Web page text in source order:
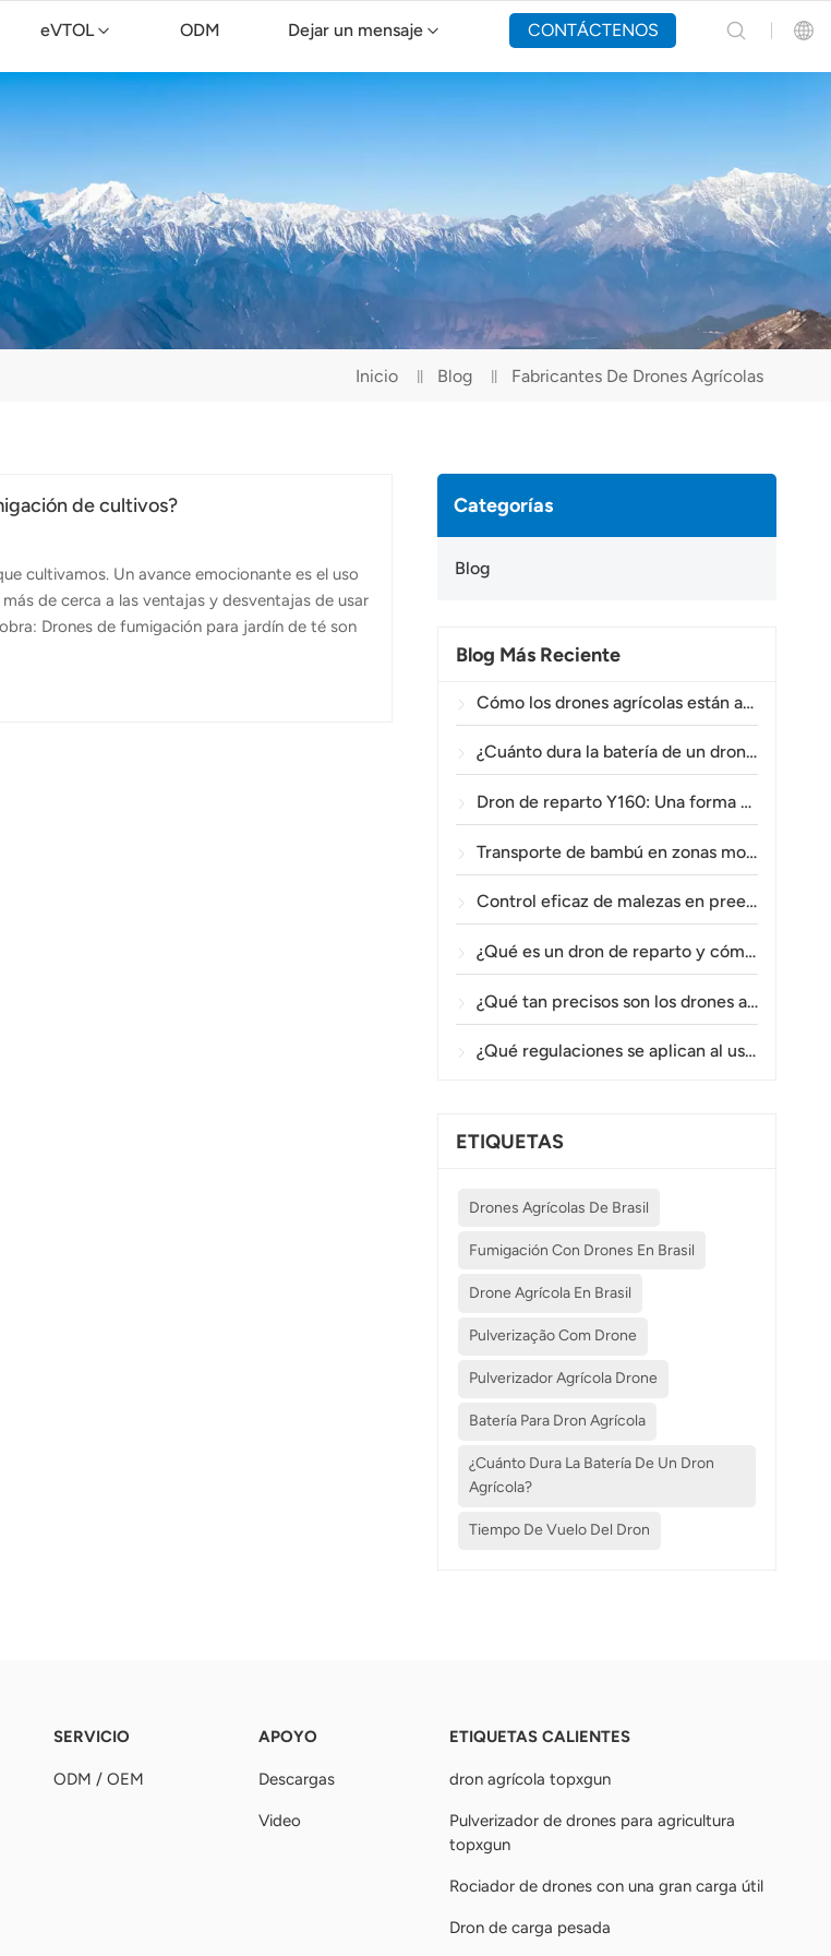
eVTOL ODM Dejar un mensaje CONTÁCTENOS
Русский
Português(Portugal)
Português(Brasil)
Türkçe
Inicio Blog Fabricantes De Drones Agrícolas
Categorías
Blog
Blog Más Reciente
Cómo los drones agrícolas están ayudando a los agricultores brasileños a mejorar las operaciones de fumigación de cultivos.
¿Cuánto dura la batería de un dron agrícola?
Dron de reparto Y160: Una forma más segura y eficiente de transportar materiales para torres eléctricas en terrenos montañosos.
Transporte de bambú en zonas montañosas: Cómo el TOPXGUN Y160 abre una nueva ruta desde el bosque hasta el punto de recogida.
Control eficaz de malezas en preemergencia en trigo con el dron agrícola A80.
¿Qué es un dron de reparto y cómo funciona la entrega mediante drones?
¿Qué tan precisos son los drones agrícolas en la pulverización y el monitoreo de cultivos?
¿Qué regulaciones se aplican al uso de drones agrícolas en diferentes países?
ETIQUETAS
Drones Agrícolas De Brasil
Fumigación Con Drones En Brasil
Drone Agrícola En Brasil
Pulverização Com Drone
Pulverizador Agrícola Drone
Batería Para Dron Agrícola
¿Cuánto Dura La Batería De Un Dron
Agrícola?
Tiempo De Vuelo Del Dron
de cultivos?
cultivamos. Un avance emocionante es el uso
de cerca a las ventajas y desventajas de usar
Drones de fumigación para jardín de té son
pueden lanzarse rápidamente para rociar
SERVICIO
ODM / OEM
APOYO
Descargas
Video
ETIQUETAS CALIENTES
dron agrícola topxgun
Pulverizador de drones para agricultura
topxgun
Rociador de drones con una gran carga útil
Dron de carga pesada